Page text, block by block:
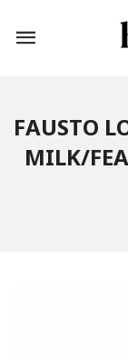
innholdet
FAUSTO
MILK/